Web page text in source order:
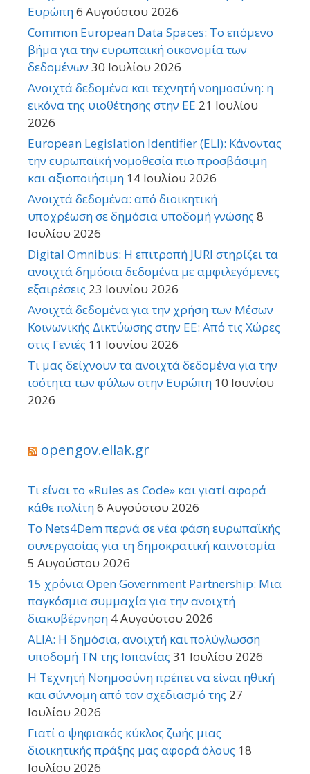
Ευρώπη6 Αυγούστου 2026
Common European Data Spaces: Το επόμενο
βήμα για την ευρωπαϊκή οικονομία των
δεδομένων 30 Ιουλίου 2026
Ανοιχτά δεδομένα και τεχνητή νοημοσύνη: η
εικόνα της υιοθέτησης στην ΕΕ 21 Ιουλίου
2026
European Legislation Identifier (ELI): Κάνοντας
την ευρωπαϊκή νομοθεσία πιο προσβάσιμη
και αξιοποιήσιμη 14 Ιουλίου 2026
Ανοιχτά δεδομένα: από διοικητική
υποχρέωση σε δημόσια υποδομή γνώσης 8
Ιουλίου 2026
Digital Omnibus: Η επιτροπή JURI στηρίζει τα
ανοιχτά δημόσια δεδομένα με αμφιλεγόμενες
εξαιρέσεις 23 Ιουνίου 2026
Ανοιχτά δεδομένα για την χρήση των Μέσων
Κοινωνικής Δικτύωσης στην ΕΕ: Από τις Χώρες
στις Γενιές 11 Ιουνίου 2026
Τι μας δείχνουν τα ανοιχτά δεδομένα για την
ισότητα των φύλων στην Ευρώπη 10 Ιουνίου
2026
opengov.ellak.gr
Τι είναι το «Rules as Code» και γιατί αφορά
κάθε πολίτη6 Αυγούστου 2026
Το Nets4Dem περνά σε νέα φάση ευρωπαϊκής
συνεργασίας για τη δημοκρατική καινοτομία
5 Αυγούστου 2026
15 χρόνια Open Government Partnership: Μια
παγκόσμια συμμαχία για την ανοιχτή
διακυβέρνηση 4 Αυγούστου 2026
ALIA: Η δημόσια, ανοιχτή και πολύγλωσση
υποδομή ΤΝ της Ισπανίας 31 Ιουλίου 2026
Η Τεχνητή Νοημοσύνη πρέπει να είναι ηθική
και σύννομη από τον σχεδιασμό της 27
Ιουλίου 2026
Γιατί ο ψηφιακός κύκλος ζωής μιας
διοικητικής πράξης μας αφορά όλους 18
Ιουλίου 2026